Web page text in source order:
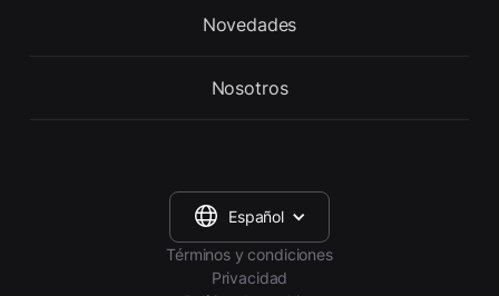
Novedades
Nosotros
Español
Términos y condiciones
Privacidad